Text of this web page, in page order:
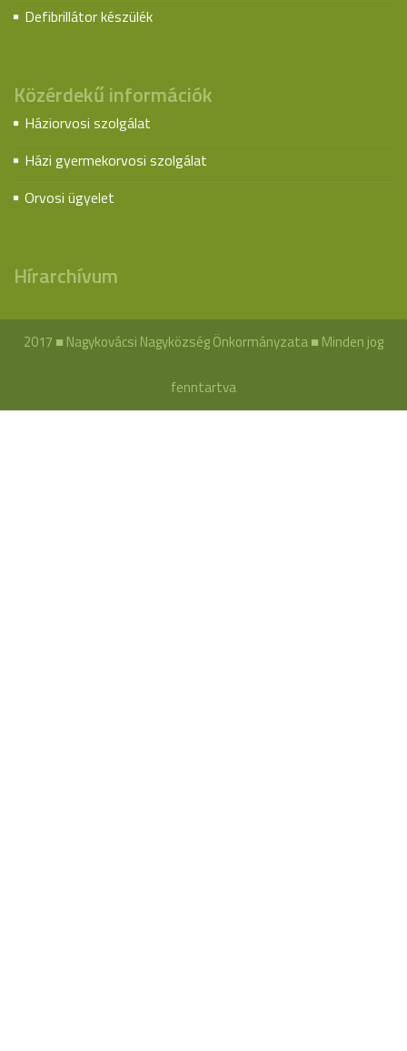
Defibrillátor készülék
Közérdekű információk
Háziorvosi szolgálat
Házi gyermekorvosi szolgálat
Orvosi ügyelet
Hírarchívum
2017 ■ Nagykovácsi Nagyközség Önkormányzata ■ Minden jog
fenntartva